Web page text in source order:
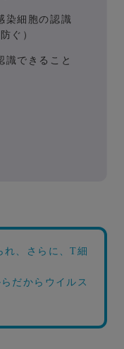
染細胞の認識
ぐ）
識できること
れ、さらに、T細
だからウイルス